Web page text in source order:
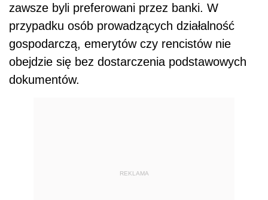
zawsze byli preferowani przez banki. W
przypadku osób prowadzących działalność
gospodarczą, emerytów czy rencistów nie
obejdzie się bez dostarczenia podstawowych
dokumentów.
REKLAMA